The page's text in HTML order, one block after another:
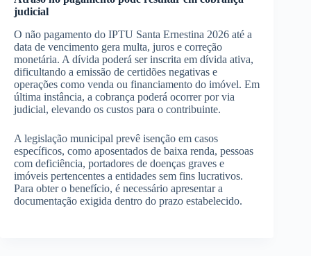
judicial
O não pagamento do IPTU Santa Ernestina 2026 até a
data de vencimento gera multa, juros e correção
monetária. A dívida poderá ser inscrita em dívida ativa,
dificultando a emissão de certidões negativas e
operações como venda ou financiamento do imóvel. Em
última instância, a cobrança poderá ocorrer por via
judicial, elevando os custos para o contribuinte.
A legislação municipal prevê isenção em casos
específicos, como aposentados de baixa renda, pessoas
com deficiência, portadores de doenças graves e
imóveis pertencentes a entidades sem fins lucrativos.
Para obter o benefício, é necessário apresentar a
documentação exigida dentro do prazo estabelecido.